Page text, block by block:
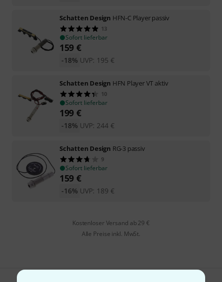
Schatten Design HFN-C Player passiv
13
Sofort lieferbar
159 €
UVP: 195 €
-18%
Schatten Design HFN Player VT aktiv
10
Sofort lieferbar
199 €
UVP: 244 €
-18%
Schatten Design RG-3 passiv
9
Sofort lieferbar
159 €
UVP: 189 €
-16%
Kostenloser Versand ab 29 €
Alle Preise inkl. MwSt.